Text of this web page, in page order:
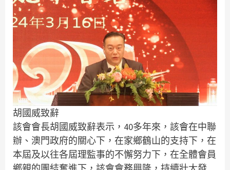
胡國威致辭
該會會長胡國威致辭表示，40多年來，該會在中聯
辦、澳門政府的關心下，在家鄉鶴山的支持下，在
本屆及以往各屆理監事的不懈努力下，在全體會員